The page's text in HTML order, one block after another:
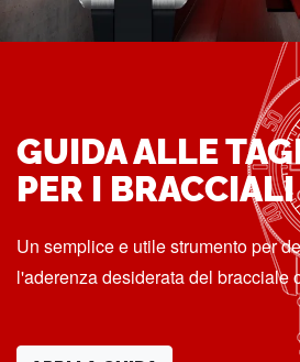
GUIDA ALLE
PER I
Un semplice e utile strumento per
l'aderenza desiderata del bracciale